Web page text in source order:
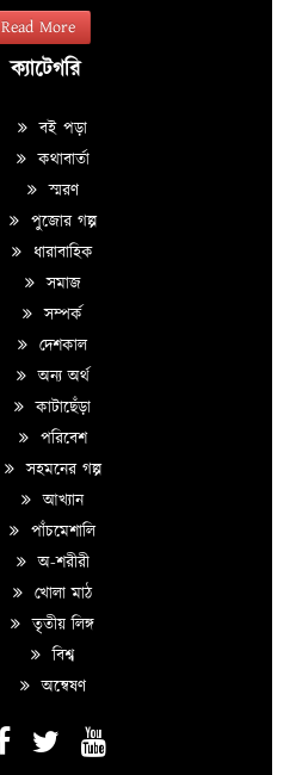
Read More
ক্যাটেগরি
বই পড়া
কথাবার্তা
স্মরণ
পুজোর গল্প
ধারাবাহিক
সমাজ
সম্পর্ক
দেশকাল
অন্য অর্থ
কাটাছেঁড়া
পরিবেশ
সহমনের গল্প
আখ্যান
পাঁচমেশালি
অ-শরীরী
খোলা মাঠ
তৃতীয় লিঙ্গ
বিশ্ব
অন্বেষণ